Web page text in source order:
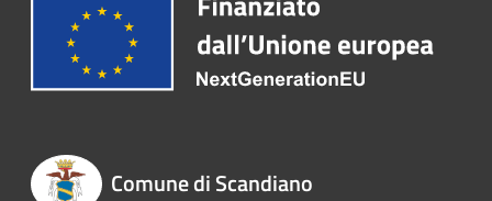
Comune di Scandiano